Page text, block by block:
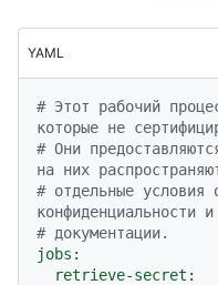
YAML
# Этот рабочий
которые не
# Они
на них
# отдельные условия
конфиденциальности
# документации.
jobs:
retrieve-secret: